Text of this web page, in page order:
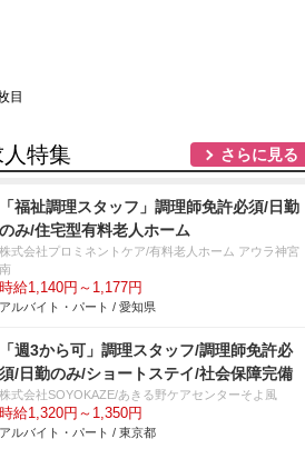
目
特集 さらに見る
「福祉調理スタッフ」調理師免許必須/日勤
のみ/住宅型有料老人ホーム
株式会社プロミネントケア/有料老人ホーム アウラ神宮
南
時給1,140円～1,177円
アルバイト・パート / 愛知県
「週3から可」調理スタッフ/調理師免許必
須/日勤のみ/ショートステイ/社会保障完備
株式会社SOYOKAZE/あきる野ケアセンターそよ風
時給1,320円～1,350円
アルバイト・パート / 東京都